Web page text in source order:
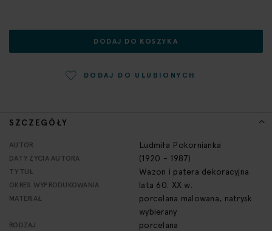
SZCZEGÓŁY
Więcej
informacji
AUTOR Ludmiła Pokornianka
DATY ŻYCIA AUTORA (1920 - 1987)
TYTUŁ Wazon i patera dekoracyjna
OKRES WYPRODUKOWANIA lata 60. XX w.
MATERIAŁ
porcelana malowana, natrysk
wybierany
RODZAJ porcelana
DODAJ DO KOSZYKA
DODAJ DO ULUBIONYCH